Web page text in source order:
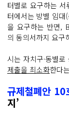
터별로 요구하는
터에서는 방별 임대
을 요구하는 반면,
의 동의서까지 요구
시는 자치구·동별
제출을 최소화한다
규제철폐안 10
지’